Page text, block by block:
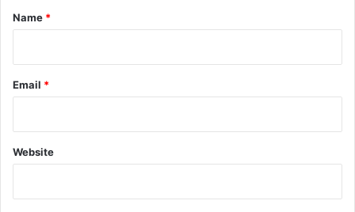
*
Name *
Email *
Website